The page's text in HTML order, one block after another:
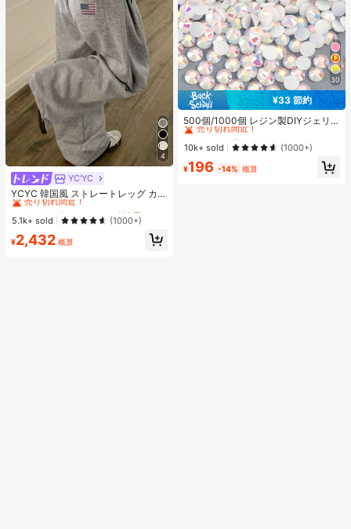
4
YC'YC
YCYC 韓国風 ストレートレッグ カジ
ュアル ルーズ 万能 スウェットパン
ツ レディース 秋
#1 ベストセラー
売り切れ間近！
#1 ベストセラー
売り切れ間近！
#1 ベストセラー
売り切れ間近！
#1 ベストセラー
売り切れ間近！
5.1k+ sold (1000+)
¥2,432 概算
30
¥33 節約
500個/1000個 レジン製DIYジェリ
ーフラットバックラインストーン 小
さな丸型ラインストーン ミニ装飾ア
クセサリー スマホケース、カップ、
靴、ブーツ、衣類装飾、ハンドメイ
ドDIYアイドル応援ファン、ネーム
#3 ベストセラー
に ホーム＆リビング
売り切れ間近！
#3 ベストセラー
売り切れ間近！
#3 ベストセラー
売り切れ間近！
#3 ベストセラー
売り切れ間近！
10k+ sold (1000+)
¥196 -14% 概算